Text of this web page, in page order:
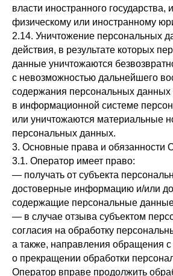
власти иностранного государства,
физическому или иностранному
2.14. Уничтожение персональных
действия, в результате которых
данные уничтожаются
с невозможностью дальнейшего
содержания персональных данных
в информационной системе
или уничтожаются материальные
персональных данных.
3. Основные права и обязанности
3.1. Оператор имеет право:
— получать от субъекта
достоверные информацию и/или
содержащие персональные
— в случае отзыва субъектом
согласия на обработку
а также, направления обращения
о прекращении обработки
Оператор вправе продолжить